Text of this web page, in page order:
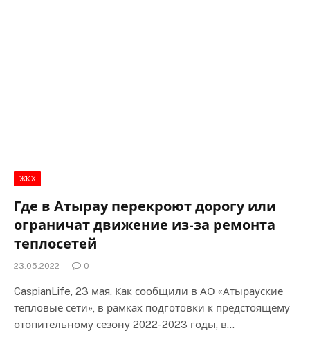
ЖКХ
Где в Атырау перекроют дорогу или
ограничат движение из-за ремонта
теплосетей
23.05.2022 0
CaspianLife, 23 мая. Как сообщили в АО «Атырауские
тепловые сети», в рамках подготовки к предстоящему
отопительному сезону 2022-2023 годы, в…